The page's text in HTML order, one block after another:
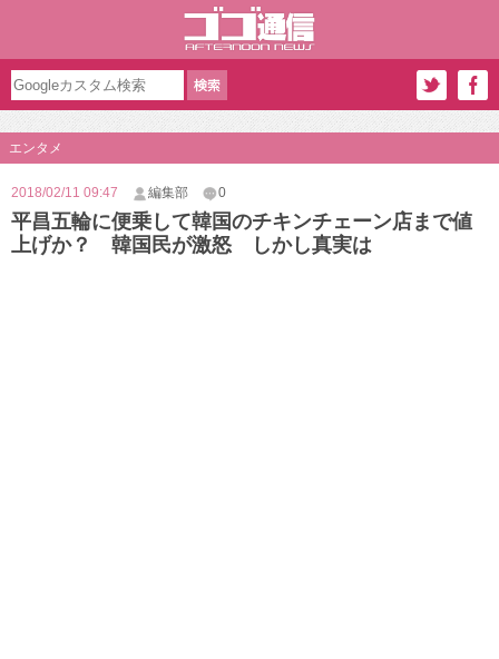
エンタメ
2018/02/11 09:47 編集部 0
平昌五輪に便乗して韓国のチキンチェーン店まで値
上げか？ 韓国民が激怒 しかし真実は